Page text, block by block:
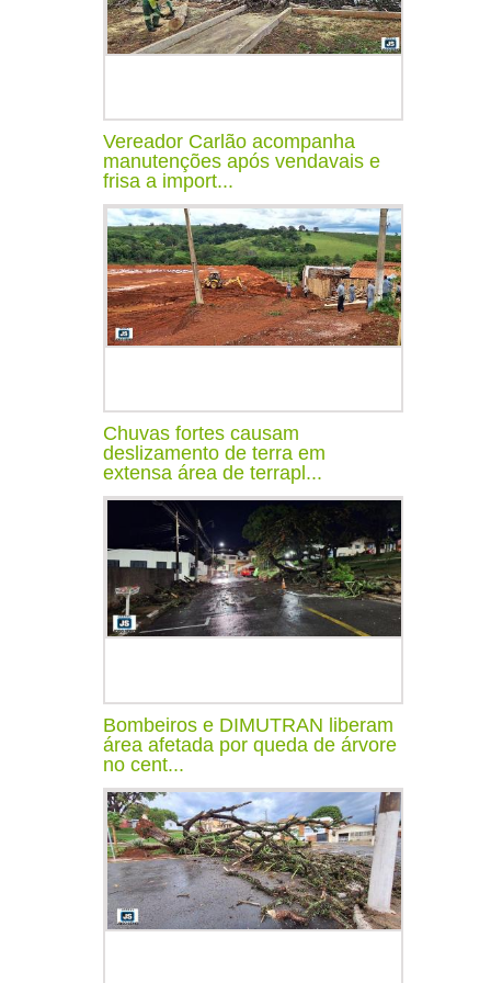
Vereador Carlão acompanha
manutenções após vendavais e
frisa a import...
Chuvas fortes causam
deslizamento de terra em
extensa área de terrapl...
Bombeiros e DIMUTRAN liberam
área afetada por queda de árvore
no cent...